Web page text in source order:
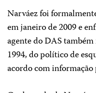
Narváez foi
em janeiro de 2009 e
agente do DAS
1994, do político de
acordo com